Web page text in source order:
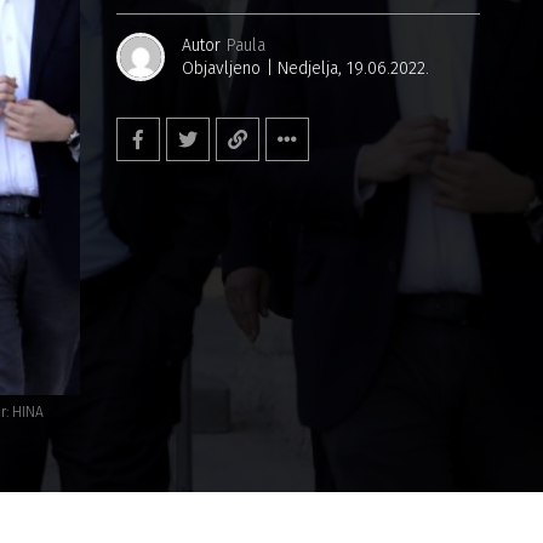
HINA
Autor Paula
Objavljeno
Nedjelja, 19.06.2022.